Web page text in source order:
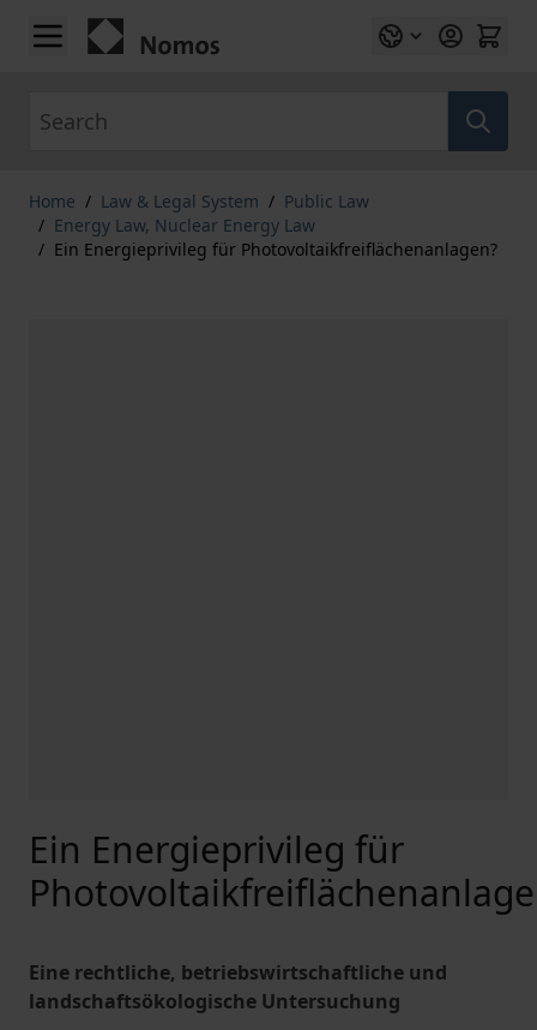
Skip to Content
Home / Law & Legal System / Public Law
/ Energy Law, Nuclear Energy Law
/ Ein Energieprivileg für Photovoltaikfreiflächenanlagen?
Ein Energieprivileg für
Eine rechtliche, betriebswirtschaftliche und
landschaftsökologische Untersuchung